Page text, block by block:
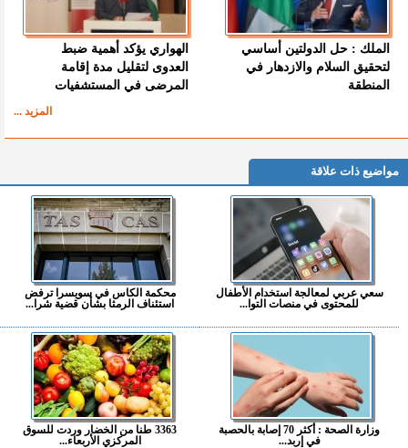
الملك : حل الدولتين أساسي
لتحقيق السلام والازدهار في
المنطقة
الهواري يؤكد أهمية ضبط
العدوى لتقليل مدة إقامة
المرضى في المستشفيات
المزيد ...
مواضيع ذات علاقة
سعي عربي لمعالجة استخدام الأطفال
للمحتوى في منصات التوا...
محكمة الكاس في سويسرا ترفض
استئناف الرمثا بشأن قضية شرا...
وزارة الصحة : أكثر 70 إصابة بالحصبة
في إربد...
3363 طنا من الخضار وردت للسوق
المركزي الأربعاء...